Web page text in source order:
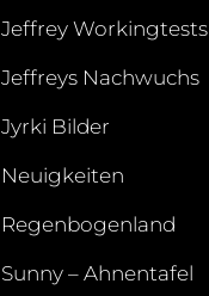
Jeffrey Workingtests
Jeffreys Nachwuchs
Jyrki Bilder
Neuigkeiten
Regenbogenland
Sunny – Ahnentafel